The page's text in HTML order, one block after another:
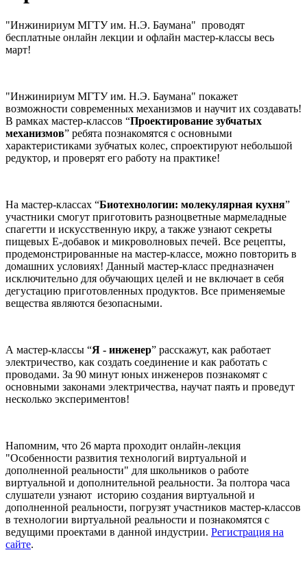
"Инжинириум МГТУ им. Н.Э. Баумана" проводят
бесплатные онлайн лекции и офлайн мастер-классы весь
март!
"Инжинириум МГТУ им. Н.Э. Баумана" покажет
возможности современных механизмов и научит их создавать!
В рамках мастер-классов “Проектирование зубчатых
механизмов” ребята познакомятся с основными
характеристиками зубчатых колес, спроектируют небольшой
редуктор, и проверят его работу на практике!
На мастер-классах “Биотехнологии: молекулярная кухня”
участники смогут приготовить разноцветные мармеладные
спагетти и искусственную икру, а также узнают секреты
пищевых Е-добавок и микроволновых печей. Все рецепты,
продемонстрированные на мастер-классе, можно повторить в
домашних условиях! Данный мастер-класс предназначен
исключительно для обучающих целей и не включает в себя
дегустацию приготовленных продуктов. Все применяемые
вещества являются безопасными.
А мастер-классы “Я - инженер” расскажут, как работает
электричество, как создать соединение и как работать с
проводами. За 90 минут юных инженеров познакомят с
основными законами электричества, научат паять и проведут
несколько экспериментов!
Напомним, что 26 марта проходит онлайн-лекция
"Особенности развития технологий виртуальной и
дополненной реальности" для школьников о работе
виртуальной и дополнительной реальности. За полтора часа
слушатели узнают историю создания виртуальной и
дополненной реальности, погрузят участников мастер-классов
в технологии виртуальной реальности и познакомятся с
ведущими проектами в данной индустрии. Регистрация на
сайте.